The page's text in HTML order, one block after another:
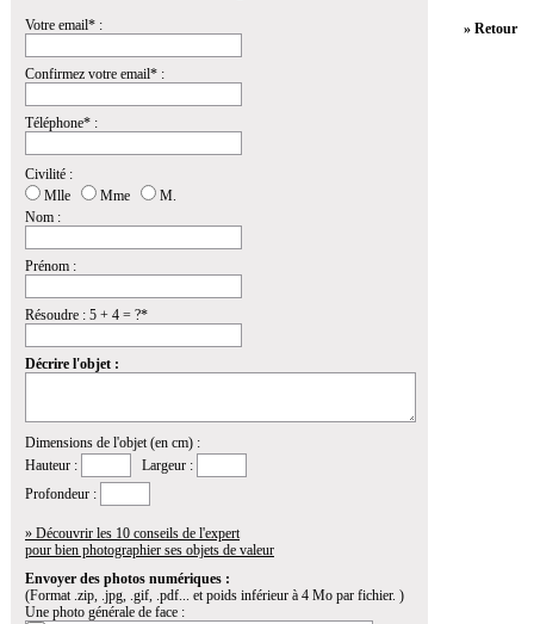
Votre email* :
Confirmez votre email* :
Téléphone* :
Civilité :
Mlle
Mme
M.
Nom :
Prénom :
Résoudre : 5 + 4 = ?*
Décrire l'objet :
Dimensions de l'objet (en cm) :
Hauteur :
Largeur :
Profondeur :
» Découvrir les 10 conseils de l'expert
pour bien photographier ses objets de valeur
Envoyer des photos numériques :
(Format .zip, .jpg, .gif, .pdf... et poids inférieur à 4 Mo par fichier. )
Une photo générale de face :
» Retour